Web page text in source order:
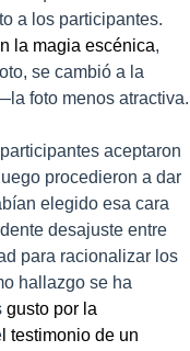
a los participantes.
la magia escénica,
se cambió a la
foto menos atractiva.
aceptaron
procedieron a dar
elegido esa cara
desajuste entre
para racionalizar los
hallazgo se ha
gusto por la
l testimonio de un